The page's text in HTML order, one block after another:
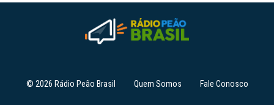
© 2026 Rádio Peão Brasil Quem Somos Fale Conosco